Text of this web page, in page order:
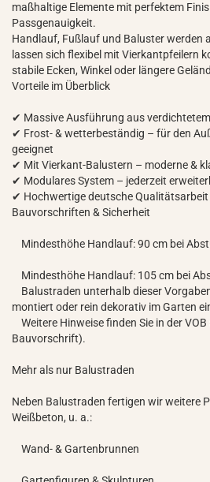
maßhaltige Elemente mit perfektem
Passgenauigkeit.
Handlauf, Fußlauf und Baluster werden
lassen sich flexibel mit Vierkantpfeilern
stabile Ecken, Winkel oder längere
Vorteile im Überblick
✔ Massive Ausführung aus
✔ Frost- & wetterbeständig – für den
geeignet
✔ Mit Vierkant-Balustern – moderne &
✔ Modulares System – jederzeit
✔ Hochwertige deutsche
Bauvorschriften & Sicherheit
Mindesthöhe Handlauf: 90 cm bei
Mindesthöhe Handlauf: 105 cm bei
Balustraden unterhalb dieser
montiert oder rein dekorativ im Garten
Weitere Hinweise finden Sie in der VOB
Bauvorschrift).
Mehr als nur Balustraden
Neben Balustraden fertigen wir weitere
Weißbeton, u. a.:
Wand- & Gartenbrunnen